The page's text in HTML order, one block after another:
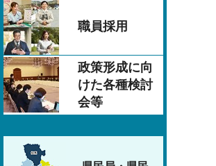
職員採用
政策形成に向
けた各種検討
会等